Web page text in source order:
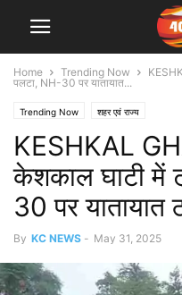
Home Trending Now
पलटा, NH-30 पर यातायात...
Trending Now शहर एवं राज्य
KESHKAL
केशकाल घाटी में
30 पर यातायात
By KC NEWS - May 31, 2025